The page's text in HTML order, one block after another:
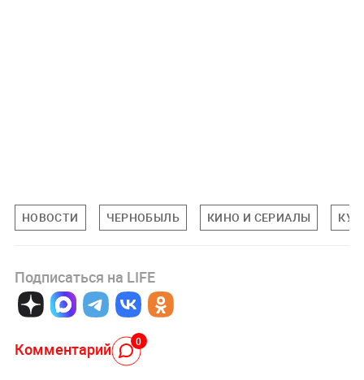
НОВОСТИ ЧЕРНОБЫЛЬ КИНО И СЕРИАЛЫ
Подписаться на LIFE
Комментарий 0